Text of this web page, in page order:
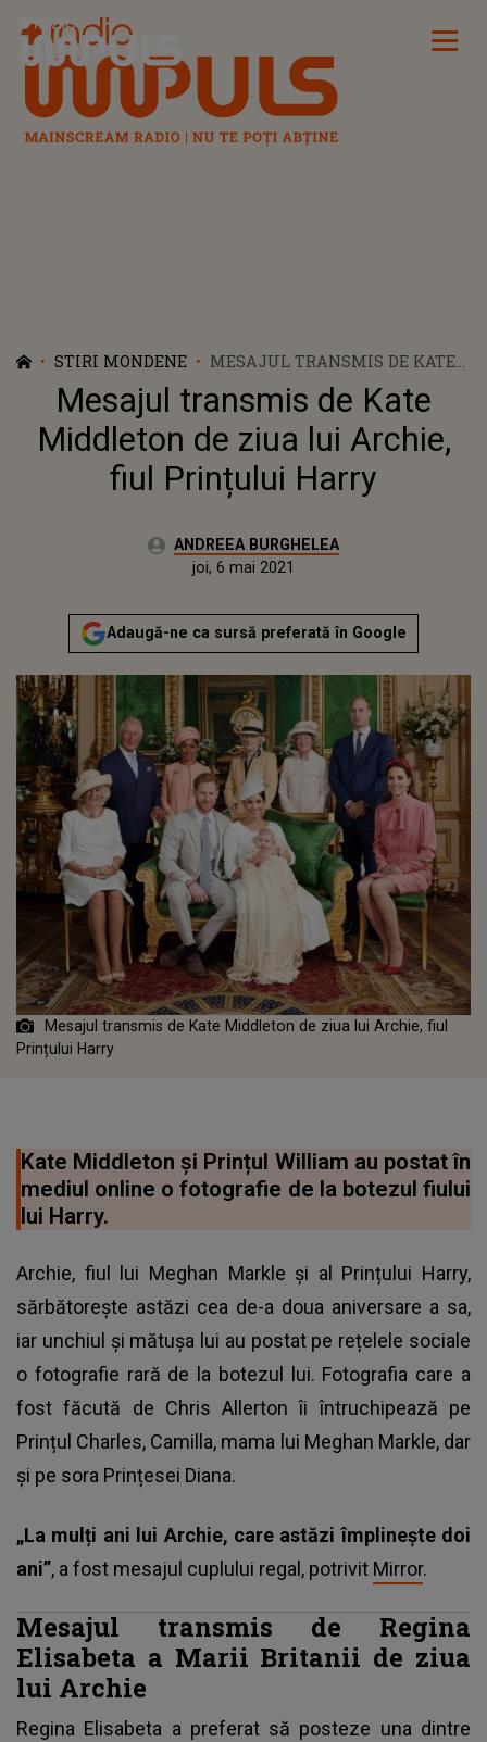
Radio Impuls
STIRI MONDENE
MESAJUL TRANSMIS DE KATE
MIDDLETON DE ZIUA LUI
ARCHIE, FIUL PRINȚULUI
HARRY
Mesajul transmis de Kate
Middleton de ziua lui Archie,
fiul Prințului Harry
Autor:ANDREEA BURGHELEA
Actualizat:
joi, 6 mai 2021
Adaugă-ne ca sursă preferată în Google
Mesajul transmis de Kate Middleton de ziua lui Archie, fiul
Prințului Harry
Kate Middleton și Prințul William au postat în
mediul online o fotografie de la botezul fiului
lui Harry.
Archie, fiul lui Meghan Markle și al Prințului Harry,
sărbătorește astăzi cea de-a doua aniversare a sa,
iar unchiul și mătușa lui au postat pe rețelele sociale
o fotografie rară de la botezul lui. Fotografia care a
fost făcută de Chris Allerton îi întruchipează pe
Prințul Charles, Camilla, mama lui Meghan Markle, dar
și pe sora Prințesei Diana.
„La mulți ani lui Archie, care astăzi împlinește doi
ani”, a fost mesajul cuplului regal, potrivit Mirror.
Mesajul transmis de Regina
Elisabeta a Marii Britanii de ziua
lui Archie
Regina Elisabeta a preferat să posteze una dintre